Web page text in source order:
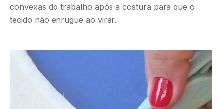
convexas do trabalho após a costura para que o
tecido não enrugue ao virar.